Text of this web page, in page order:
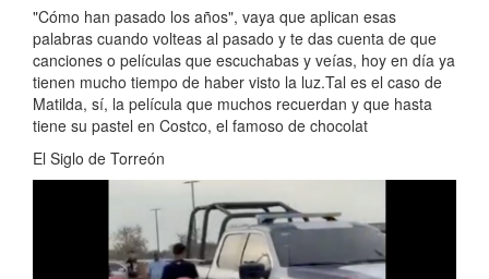
"Cómo han pasado los años", vaya que aplican esas
palabras cuando volteas al pasado y te das cuenta de que
canciones o películas que escuchabas y veías, hoy en día ya
tienen mucho tiempo de haber visto la luz.Tal es el caso de
Matilda, sí, la película que muchos recuerdan y que hasta
tiene su pastel en Costco, el famoso de chocolat
El Siglo de Torreón